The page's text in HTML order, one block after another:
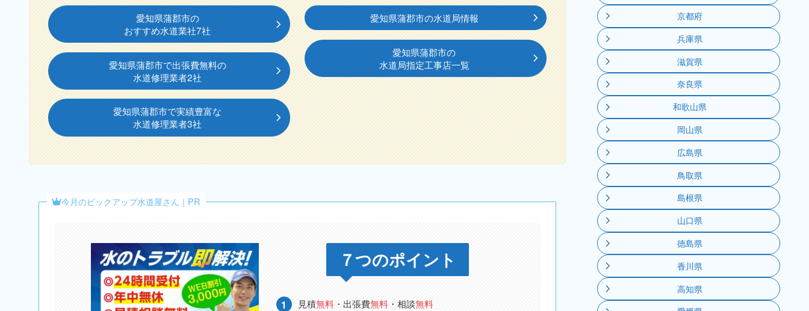
愛知県蒲郡市の
おすすめ水道業社7社
愛知県蒲郡市で出張費無料の
水道修理業者2社
愛知県蒲郡市で実績豊富な
水道修理業者3社
愛知県蒲郡市の水道局情報
愛知県蒲郡市の
水道局指定工事店一覧
今月のピックアップ水道屋さん｜PR
７つのポイント
見積無料 ・出張費無料 ・相談無料
京都府
兵庫県
滋賀県
奈良県
和歌山県
岡山県
広島県
鳥取県
島根県
山口県
徳島県
香川県
高知県